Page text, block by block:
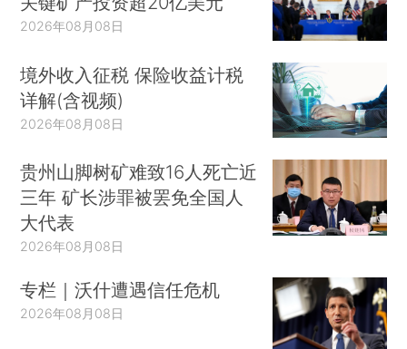
2026年08月08日
境外收入征税 保险收益计税
详解(含视频)
2026年08月08日
贵州山脚树矿难致16人死亡近
三年 矿长涉罪被罢免全国人
大代表
2026年08月08日
专栏｜沃什遭遇信任危机
2026年08月08日